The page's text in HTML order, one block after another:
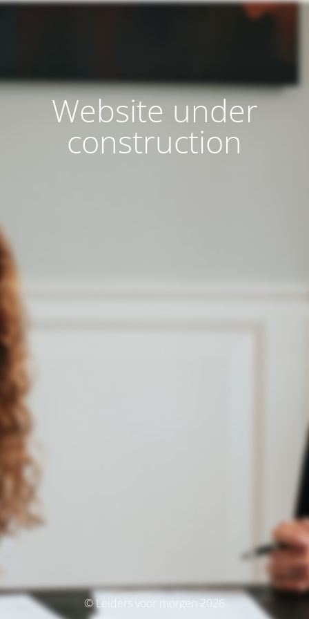
Website under
construction
© Leiders voor morgen 2026